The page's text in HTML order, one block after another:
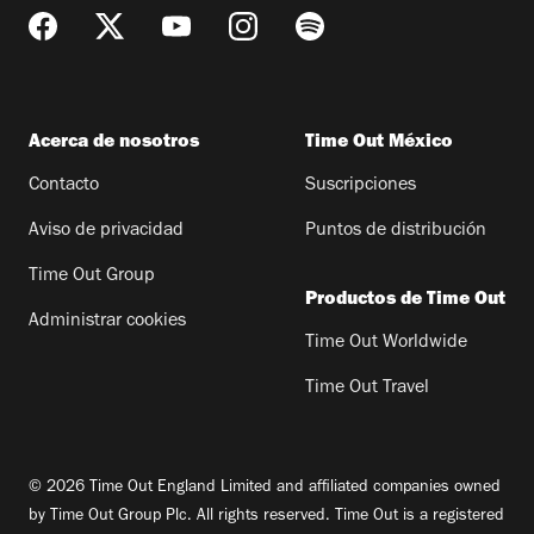
Acerca de nosotros
Contacto
Aviso de privacidad
Time Out Group
Administrar cookies
Time Out México
Suscripciones
Puntos de distribución
Productos de Time Out
Time Out Worldwide
Time Out Travel
© 2026 Time Out England Limited and affiliated companies owned
by Time Out Group Plc. All rights reserved. Time Out is a registered